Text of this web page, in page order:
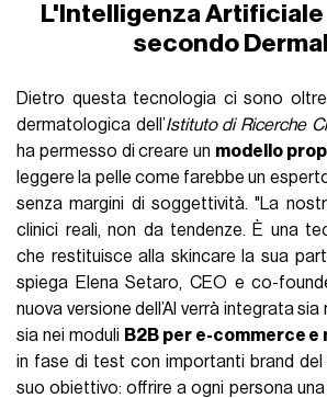
L'Intelligenza Artificiale
secondo
Dietro questa tecnologia ci sono
dermatologica dell’Istituto di Ricerche
ha permesso di creare un modello
leggere la pelle come farebbe un
senza margini di soggettività. "La
clinici reali, non da tendenze. È una
che restituisce alla skincare la sua
spiega Elena Setaro, CEO e co-
nuova versione dell’AI verrà integrata
sia nei moduli B2B per e-commerce
in fase di test con importanti brand del
suo obiettivo: offrire a ogni persona una